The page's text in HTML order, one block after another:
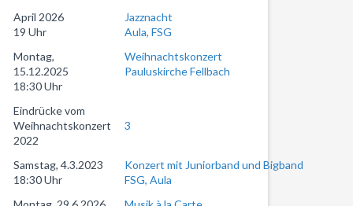
April 2026
19 Uhr
Jazznacht
Aula, FSG
Montag,
15.12.2025
18:30 Uhr
Weihnachtskonzert
Pauluskirche Fellbach
Eindrücke vom
Weihnachtskonzert
2022
3
Samstag, 4.3.2023
18:30 Uhr
Konzert mit Juniorband und Bigband
FSG, Aula